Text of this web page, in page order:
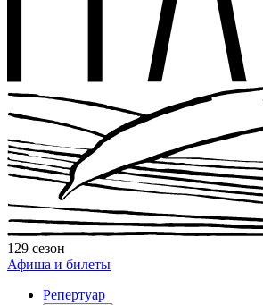
129 сезон
Афиша и билеты
Репертуар